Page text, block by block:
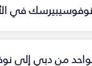
نوفوسيبيرسك في
الواحد من دبي إلى